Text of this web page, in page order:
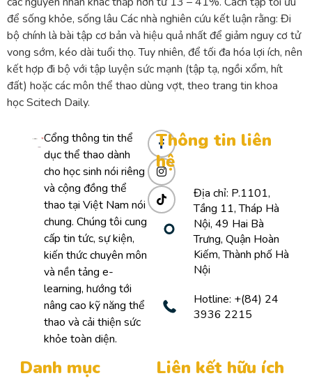
để sống khỏe, sống lâu Các nhà nghiên cứu kết luận rằng: Đi
bộ chính là bài tập cơ bản và hiệu quả nhất để giảm nguy cơ tử
vong sớm, kéo dài tuổi thọ. Tuy nhiên, để tối đa hóa lợi ích, nên
kết hợp đi bộ với tập luyện sức mạnh (tập tạ, ngồi xổm, hít
đất) hoặc các môn thể thao dùng vợt, theo trang tin khoa
học Scitech Daily.
Cổng thông tin thể
dục thể thao dành
cho học sinh nói riêng
và cộng đồng thể
thao tại Việt Nam nói
chung. Chúng tôi cung
cấp tin tức, sự kiện,
kiến thức chuyên môn
và nền tảng e-
learning, hướng tới
nâng cao kỹ năng thể
thao và cải thiện sức
khỏe toàn diện.
Thông tin liên
hệ
Địa chỉ: P.1101,
Tầng 11, Tháp Hà
Nội, 49 Hai Bà
Trưng, Quận Hoàn
Kiếm, Thành phố Hà
Nội
Hotline: +(84) 24
3936 2215
Danh mục Liên kết hữu ích